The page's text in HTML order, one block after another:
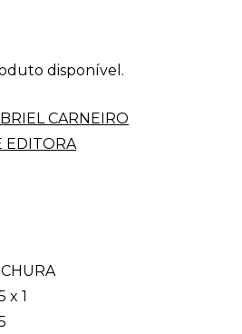
disponível.
CARNEIRO
EDITORA
x 1